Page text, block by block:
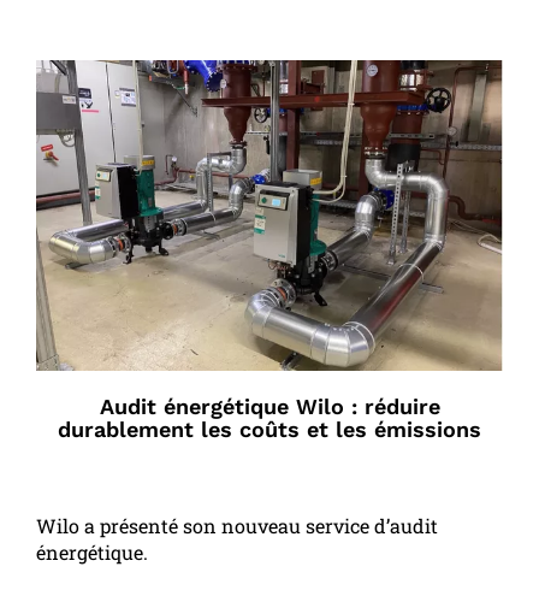
Audit énergétique Wilo : réduire
durablement les coûts et les émissions
Wilo a présenté son nouveau service d’audit
énergétique.